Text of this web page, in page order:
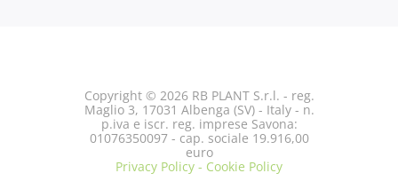
Copyright © 2026 RB PLANT S.r.l. - reg.
Maglio 3, 17031 Albenga (SV) - Italy - n.
p.iva e iscr. reg. imprese Savona:
01076350097 - cap. sociale 19.916,00
euro
Privacy Policy - Cookie Policy